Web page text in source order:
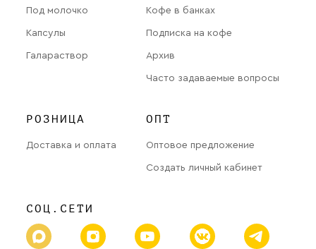
Под молочко
Капсулы
Галараствор
Кофе в банках
Подписка на кофе
Архив
Часто задаваемые вопросы
РОЗНИЦА
Доставка и оплата
ОПТ
Оптовое предложение
Создать личный кабинет
СОЦ.СЕТИ